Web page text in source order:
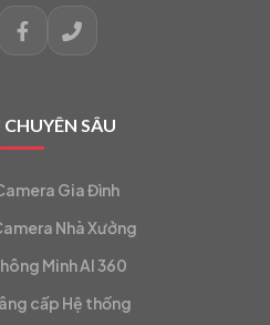
SÂU
Gia Đình
Nhà Xưởng
Minh AI 360
cấp Hệ thống